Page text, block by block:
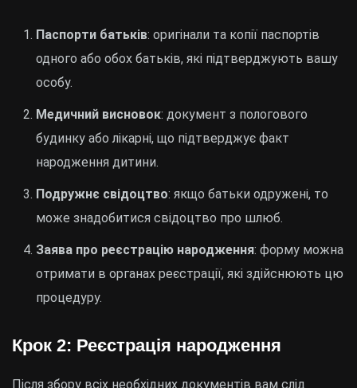
Паспорти батьків: оригінали та копії паспортів
одного або обох батьків, які підтверджують вашу
особу.
Медичний висновок: документ з пологового
будинку або лікарні, що підтверджує факт
народження дитини.
Подружнє свідоцтво: якщо батьки одружені, то
може знадобитися свідоцтво про шлюб.
Заява про реєстрацію народження: форму можна
отримати в органах реєстрації, які здійснюють цю
процедуру.
Крок 2: Реєстрація народження
Після збору всіх необхідних документів вам слід